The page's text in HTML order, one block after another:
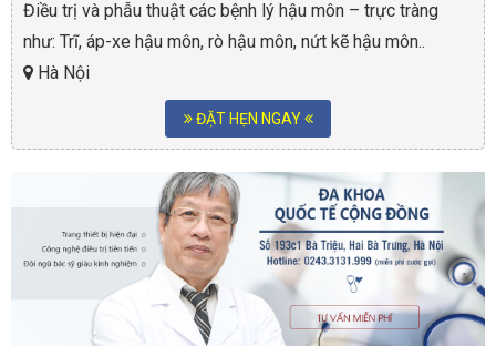
Điều trị và phẫu thuật các bệnh lý hậu môn – trực tràng
như: Trĩ, áp-xe hậu môn, rò hậu môn, nứt kẽ hậu môn..
Hà Nội
ĐẶT HẸN NGAY